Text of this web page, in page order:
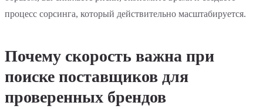
процесс сорсинга, который действительно масштабируется.
Почему скорость важна при
поиске поставщиков для
проверенных брендов